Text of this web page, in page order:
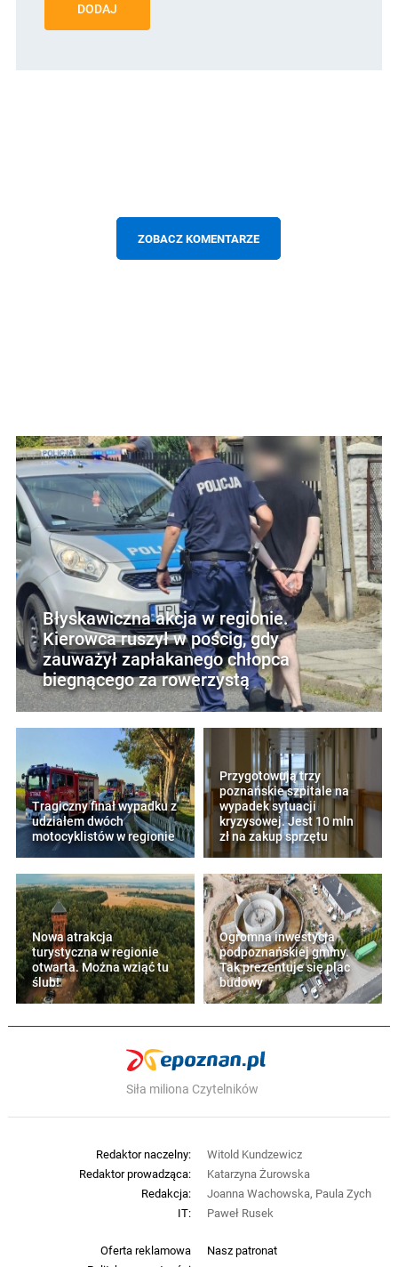
DODAJ
ZOBACZ KOMENTARZE
Błyskawiczna akcja w regionie.
Kierowca ruszył w pościg, gdy
zauważył zapłakanego chłopca
biegnącego za rowerzystą
Tragiczny finał wypadku z
udziałem dwóch
motocyklistów w regionie
Przygotowują trzy
poznańskie szpitale na
wypadek sytuacji
kryzysowej. Jest 10 mln
zł na zakup sprzętu
Nowa atrakcja
turystyczna w regionie
otwarta. Można wziąć tu
ślub!
Ogromna inwestycja
podpoznańskiej gminy.
Tak prezentuje się plac
budowy
Siła miliona Czytelników
Oferta reklamowa
Nasz patronat
Redaktor naczelny:
Witold Kundzewicz
Redaktor prowadząca:
Katarzyna Żurowska
Redakcja:
Joanna Wachowska, Paula Zych
IT:
Paweł Rusek